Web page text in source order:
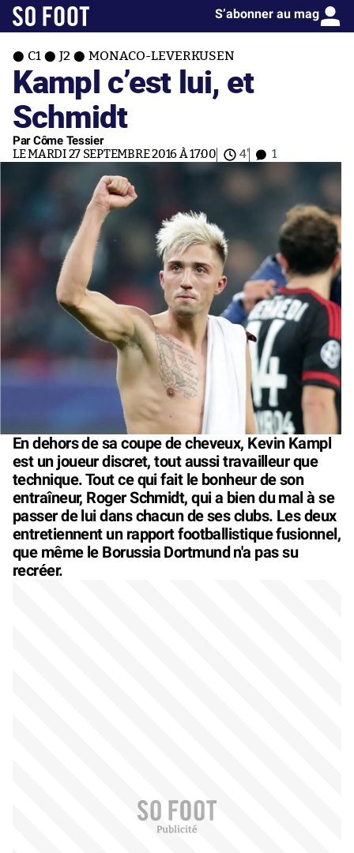
S’abonner au mag
C1 J2 MONACO-LEVERKUSEN
Kampl c’est lui, et
Schmidt
Par Côme Tessier
LE MARDI 27 SEPTEMBRE 2016 À 17:00 4' 1
En dehors de sa coupe de cheveux, Kevin Kampl
est un joueur discret, tout aussi travailleur que
technique. Tout ce qui fait le bonheur de son
entraîneur, Roger Schmidt, qui a bien du mal à se
passer de lui dans chacun de ses clubs. Les deux
entretiennent un rapport footballistique fusionnel,
que même le Borussia Dortmund n'a pas su
recréer.